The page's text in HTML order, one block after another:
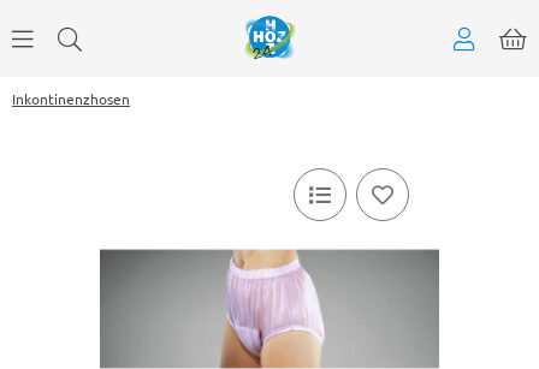
Inkontinenzhosen